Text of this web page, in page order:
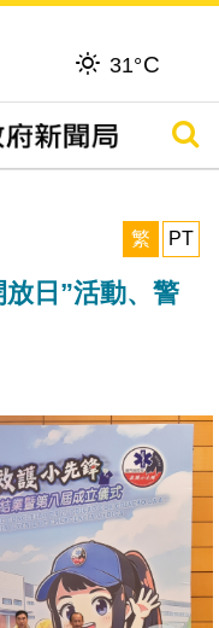
31°C
搜尋
繁
PT
日”活動、警